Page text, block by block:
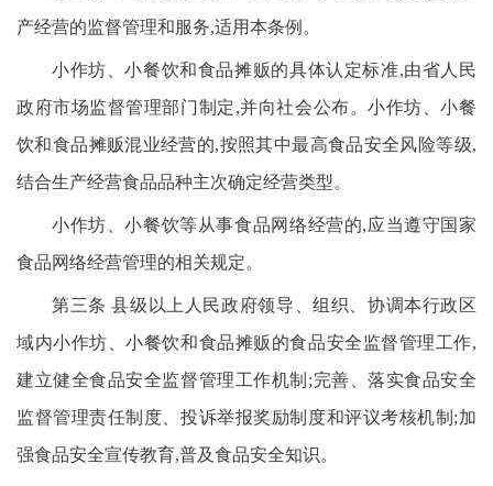
产经营的监督管理和服务,适用本条例。
小作坊、小餐饮和食品摊贩的具体认定标准,由省人民
政府市场监督管理部门制定,并向社会公布。小作坊、小餐
饮和食品摊贩混业经营的,按照其中最高食品安全风险等级,
结合生产经营食品品种主次确定经营类型。
小作坊、小餐饮等从事食品网络经营的,应当遵守国家
食品网络经营管理的相关规定。
第三条 县级以上人民政府领导、组织、协调本行政区
域内小作坊、小餐饮和食品摊贩的食品安全监督管理工作,
建立健全食品安全监督管理工作机制;完善、落实食品安全
监督管理责任制度、投诉举报奖励制度和评议考核机制;加
强食品安全宣传教育,普及食品安全知识。